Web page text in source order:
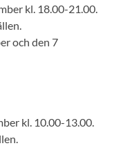
kl. 18.00-21.00.
och den 7
kl. 10.00-13.00.